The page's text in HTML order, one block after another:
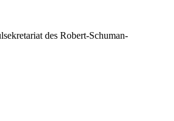
des Robert-Schuman-